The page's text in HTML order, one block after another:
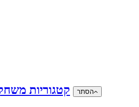
קטגוריות הסתר